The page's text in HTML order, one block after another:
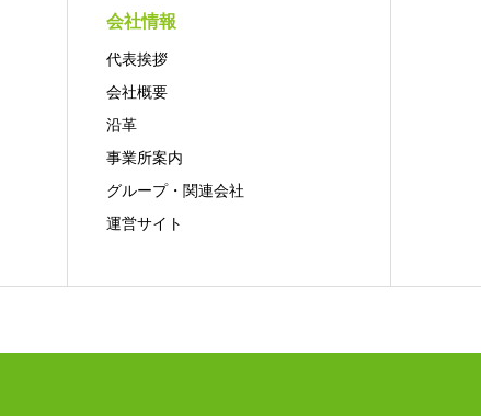
会社情報
代表挨拶
会社概要
沿革
事業所案内
グループ・関連会社
運営サイト